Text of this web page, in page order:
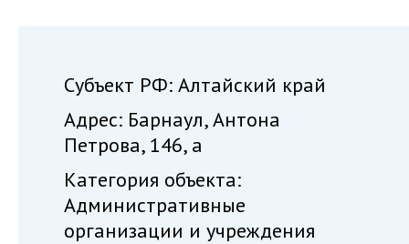
Субъект РФ: Алтайский край
Адрес: Барнаул, Антона
Петрова, 146, а
Категория объекта:
Административные
организации и учреждения